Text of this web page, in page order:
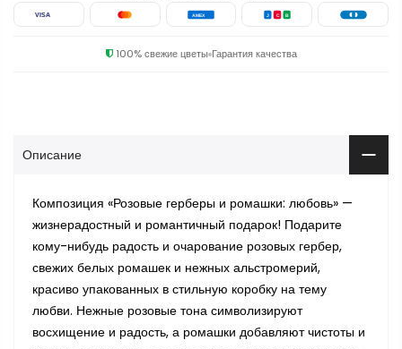
VISA AMEX J C B
100% свежие цветы Гарантия качества
Описание
Композиция «Розовые герберы и ромашки: любовь» —
жизнерадостный и романтичный подарок! Подарите
кому-нибудь радость и очарование розовых гербер,
свежих белых ромашек и нежных альстромерий,
красиво упакованных в стильную коробку на тему
любви. Нежные розовые тона символизируют
восхищение и радость, а ромашки добавляют чистоты и